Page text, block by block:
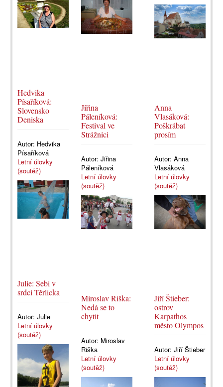
Hedvika
Písaříková:
Slovensko
Deniska
Autor: Hedvika
Písaříková
Letní úlovky
(soutěž)
Jiřina
Páleníková:
Festival ve
Strážnici
Autor:Jiřina
Páleníková
Letní úlovky
(soutěž)
Anna
Vlasáková:
Poškrábat
prosím
Autor:Anna
Vlasáková
Letní úlovky
(soutěž)
Julie: Sebi v
srdci Těrlicka
Autor: Julie
Letní úlovky
(soutěž)
Miroslav Riška:
Nedá se to
chytit
Autor: Miroslav
Riška
Letní úlovky
(soutěž)
Jiří Štieber:
ostrov
Karpathos
město Olympos
Autor:Jiří Štieber
Letní úlovky
(soutěž)